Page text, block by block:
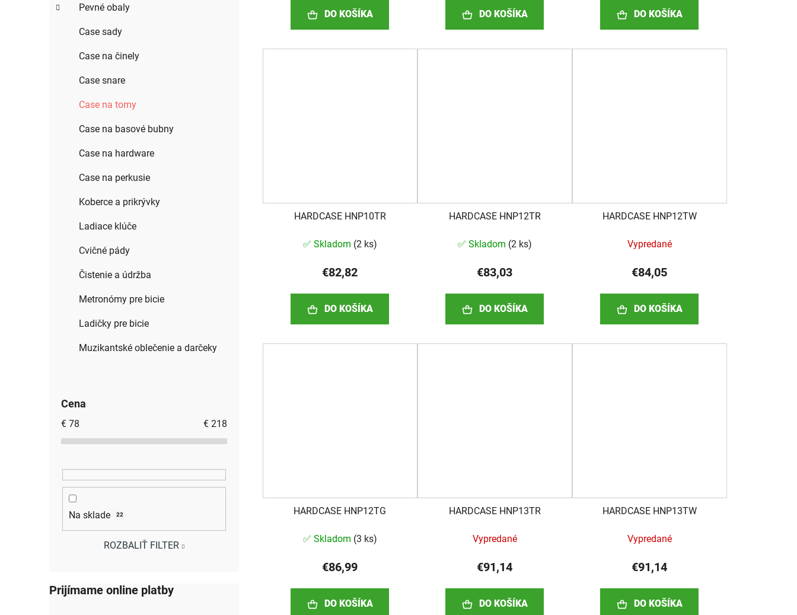
Pevné obaly
Case sady
Case na činely
Case snare
Case na tomy
Case na basové bubny
Case na hardware
Case na perkusie
Koberce a prikrývky
Ladiace klúče
Cvičné pády
Čistenie a údržba
Metronómy pre bicie
Ladičky pre bicie
Muzikantské oblečenie a darčeky
Cena
€ 78 € 218
Na sklade 22
ROZBALIŤ FILTER
Prijímame online platby
DO KOŠÍKA DO KOŠÍKA DO KOŠÍKA
HARDCASE HNP10TR
✅ Skladom (2 ks)
€82,82
DO KOŠÍKA
HARDCASE HNP12TR
✅ Skladom (2 ks)
€83,03
DO KOŠÍKA
HARDCASE HNP12TW
Vypredané
€84,05
DO KOŠÍKA
HARDCASE HNP12TG
✅ Skladom (3 ks)
€86,99
DO KOŠÍKA
HARDCASE HNP13TR
Vypredané
€91,14
DO KOŠÍKA
HARDCASE HNP13TW
Vypredané
€91,14
DO KOŠÍKA